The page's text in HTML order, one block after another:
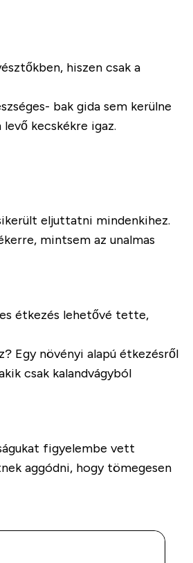
hiszen csak a
bak gida sem kerülne
kecskékre igaz.
eljuttatni mindenkihez.
mintsem az unalmas
étkezés lehetővé tette,
Egy növényi alapú étkezésről
csak kalandvágyból
figyelembe vett
aggódni, hogy tömegesen